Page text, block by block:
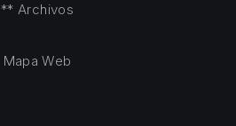
** Archivos
Mapa Web